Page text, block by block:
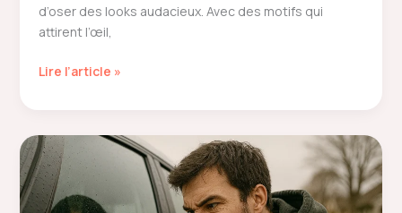
d’oser des looks audacieux. Avec des motifs qui
attirent l’œil,
comment
jupe
leopard
Lire l’article »